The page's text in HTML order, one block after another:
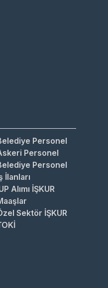
Personel
Personel
Personel
İlanları
Alımı İŞKUR
Sektör İŞKUR